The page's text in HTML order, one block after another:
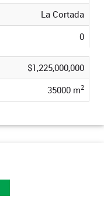
La Cortada
0
$1,225,000,000
35000 m2